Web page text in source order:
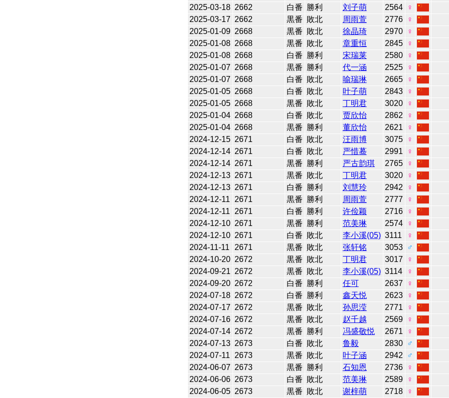
2025-03-18 2662 白番 勝利 刘子萌 2564
♀
2025-03-17 2662 黒番 敗北 周雨萱 2776
♀
2025-01-09 2668 黒番 敗北 徐晶琦 2970
♀
2025-01-08 2668 黒番 敗北 章重恒 2845
♀
2025-01-08 2668 白番 勝利 宋瑞莱 2580
♀
2025-01-07 2668 黒番 勝利 代一涵 2525
♀
2025-01-07 2668 白番 敗北 喻瑞琳 2665
♀
2025-01-05 2668 白番 敗北 叶子萌 2843
♀
2025-01-05 2668 黒番 敗北 丁明君 3020
♀
2025-01-04 2668 白番 敗北 贾欣怡 2862
♀
2025-01-04 2668 黒番 勝利 董欣怡 2621
♀
2024-12-15 2671 白番 敗北 汪雨博 3075
♀
2024-12-14 2671 白番 敗北 严惜蓦 2991
♀
2024-12-14 2671 黒番 勝利 严古韵琪 2765
♀
2024-12-13 2671 黒番 敗北 丁明君 3020
♀
2024-12-13 2671 白番 勝利 刘慧玲 2942
♀
2024-12-11
2671 黒番 勝利 周雨萱 2777
♀
2024-12-11
2671 白番 勝利 许俭颖 2716
♀
2024-12-10 2671 黒番 勝利 范美琳 2574
♀
2024-12-10 2671 白番 敗北 李小溪(05) 3111
♀
2024-11-11
2671 黒番 敗北 张轩铭 3053
♂
2024-10-20 2672 黒番 敗北 丁明君 3017
♀
2024-09-21 2672 黒番 敗北 李小溪(05) 3114
♀
2024-09-20 2672 白番 勝利 任可 2637
♀
2024-07-18 2672 白番 勝利 鑫天悦 2623
♀
2024-07-17 2672 黒番 敗北 孙思滢 2771
♀
2024-07-16 2672 黒番 敗北 赵千越 2569
♀
2024-07-14 2672 黒番 勝利 冯盛敬悦 2671
♀
2024-07-13 2673 白番 敗北 鲁毅 2830
♂
2024-07-11
2673 黒番 敗北 叶子涵 2942
♂
2024-06-07 2673 黒番 勝利 石知恩 2736
♀
2024-06-06 2673 白番 敗北 范美琳 2589
♀
2024-06-05 2673 黒番 敗北 谢梓萌 2718
♀